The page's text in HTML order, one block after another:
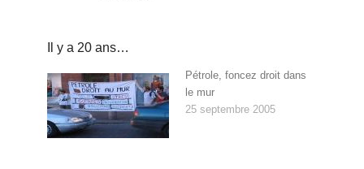
Il y a 20 ans…
Pétrole, foncez droit dans
le mur
25 septembre 2005